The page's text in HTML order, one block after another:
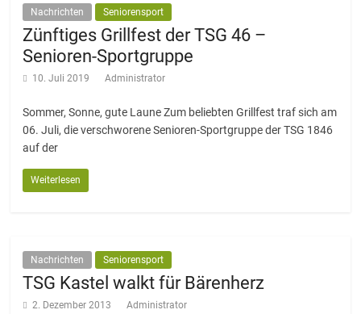
Nachrichten Seniorensport
Zünftiges Grillfest der TSG 46 –
Senioren-Sportgruppe
10. Juli 2019 Administrator
Sommer, Sonne, gute Laune Zum beliebten Grillfest traf sich am
06. Juli, die verschworene Senioren-Sportgruppe der TSG 1846
auf der
Weiterlesen
Nachrichten Seniorensport
TSG Kastel walkt für Bärenherz
2. Dezember 2013 Administrator